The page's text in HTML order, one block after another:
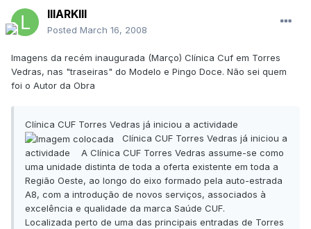
lllARKlll
Posted March 16, 2008
Imagens da recém inaugurada (Março) Clínica Cuf em Torres
Vedras, nas "traseiras" do Modelo e Pingo Doce. Não sei quem
foi o Autor da Obra
Clínica CUF Torres Vedras já iniciou a actividade
Clínica CUF Torres Vedras já iniciou a
actividade
A Clínica CUF Torres Vedras assume-se como
uma unidade distinta de toda a oferta existente em toda a
Região Oeste, ao longo do eixo formado pela auto-estrada
A8, com a introdução de novos serviços, associados à
excelência e qualidade da marca Saúde CUF.
Localizada perto de uma das principais entradas de Torres